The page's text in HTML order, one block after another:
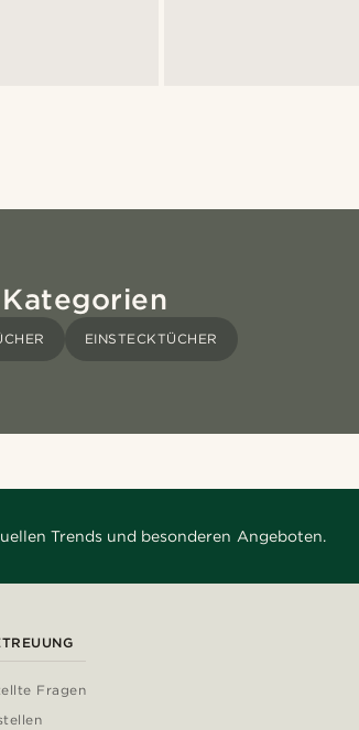
EINSTECKTÜCHER
Trends und besonderen Angeboten.
Fragen